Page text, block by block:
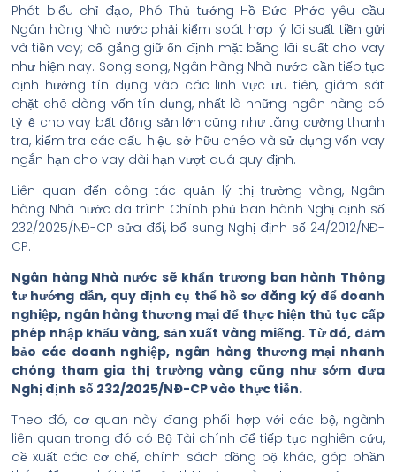
Phát biểu chỉ đạo, Phó Thủ tướng Hồ Đức Phớc yêu cầu
Ngân hàng Nhà nước phải kiểm soát hợp lý lãi suất tiền gửi
và tiền vay; cố gắng giữ ổn định mặt bằng lãi suất cho vay
như hiện nay. Song song, Ngân hàng Nhà nước cần tiếp tục
định hướng tín dụng vào các lĩnh vực ưu tiên, giám sát
chặt chẽ dòng vốn tín dụng, nhất là những ngân hàng có
tỷ lệ cho vay bất động sản lớn cũng như tăng cường thanh
tra, kiểm tra các dấu hiệu sở hữu chéo và sử dụng vốn vay
ngắn hạn cho vay dài hạn vượt quá quy định.
Liên quan đến công tác quản lý thị trường vàng, Ngân
hàng Nhà nước đã trình Chính phủ ban hành Nghị định số
232/2025/NĐ-CP sửa đổi, bổ sung Nghị định số 24/2012/NĐ-
CP.
Ngân hàng Nhà nước sẽ khẩn trương ban hành Thông
tư hướng dẫn, quy định cụ thể hồ sơ đăng ký để doanh
nghiệp, ngân hàng thương mại để thực hiện thủ tục cấp
phép nhập khẩu vàng, sản xuất vàng miếng. Từ đó, đảm
bảo các doanh nghiệp, ngân hàng thương mại nhanh
chóng tham gia thị trường vàng cũng như sớm đưa
Nghị định số 232/2025/NĐ-CP vào thực tiễn.
Theo đó, cơ quan này đang phối hợp với các bộ, ngành
liên quan trong đó có Bộ Tài chính để tiếp tục nghiên cứu,
đề xuất các cơ chế, chính sách đồng bộ khác, góp phần